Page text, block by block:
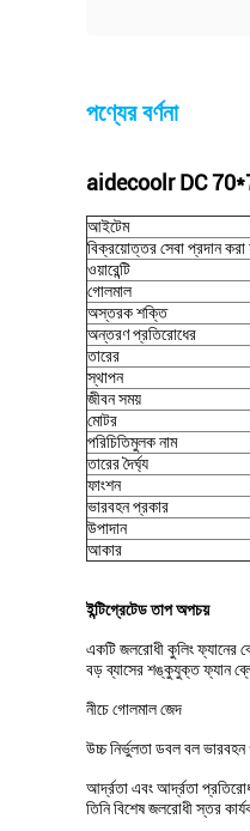
পণ্যের বর্ণনা
aidecoolr DC
আইটেম
বিক্রয়োত্তর সেবা প্রদান করা
ওয়ারেন্টি
গোলমাল
অস্তরক শক্তি
অন্তরণ প্রতিরোধের
তারের
স্থাপন
জীবন সময়
মোটর
পরিচিতিমুলক নাম
তারের দৈর্ঘ্য
ফাংশন
ভারবহন প্রকার
উপাদান
আকার
ইন্টিগ্রেটেড তাপ অপচয়
একটি জলরোধী কুলিং ফ্যানের
বড় ব্যাসের শঙ্কুযুক্ত ফ্যান
নীচে গোলমাল জেদ
উচ্চ নির্ভুলতা ডবল বল ভারবহন
আর্দ্রতা এবং আর্দ্রতা
তিনি বিশেষ জলরোধী স্তর